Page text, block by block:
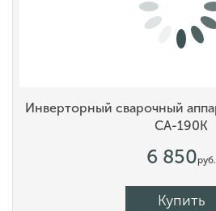
Инверторный сварочный
СА-190К
6 850руб.
Купить